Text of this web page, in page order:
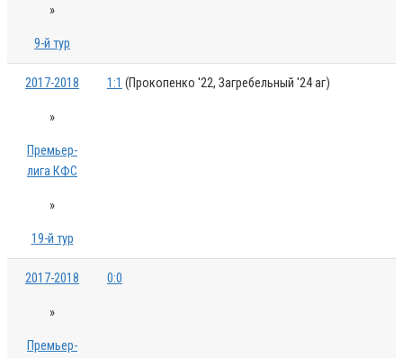
»
9-й тур
2017-2018
»
Премьер-
лига КФС
»
19-й тур
1:1 (Прокопенко '22, Загребельный '24 аг)
2017-2018
»
Премьер-
0:0